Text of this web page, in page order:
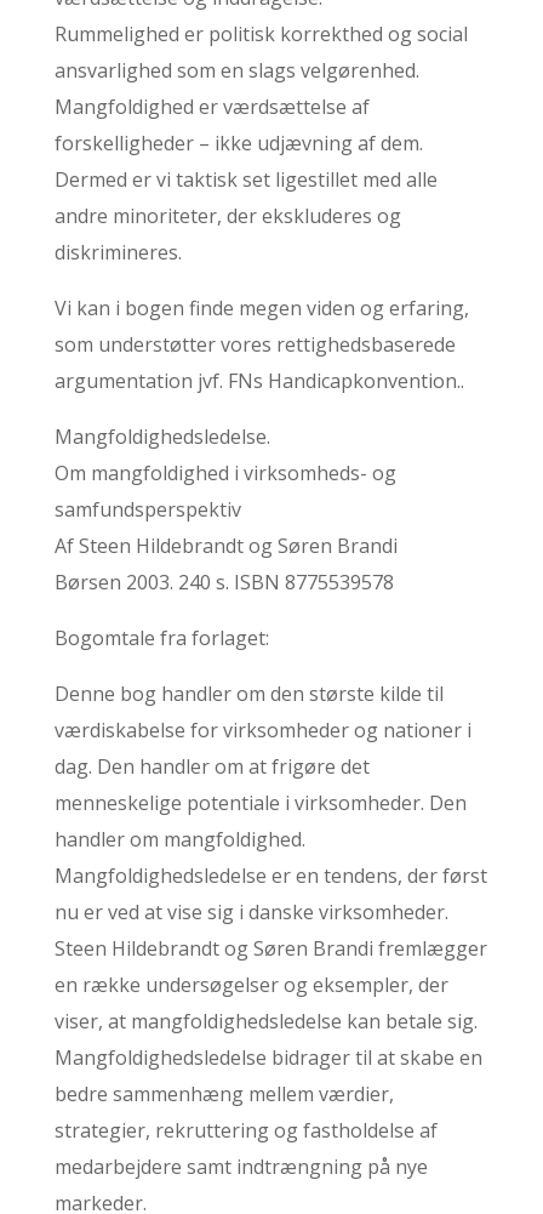
Rummelighed er politisk korrekthed og social
ansvarlighed som en slags velgørenhed.
Mangfoldighed er værdsættelse af
forskelligheder – ikke udjævning af dem.
Dermed er vi taktisk set ligestillet med alle
andre minoriteter, der ekskluderes og
diskrimineres.
Vi kan i bogen finde megen viden og erfaring,
som understøtter vores rettighedsbaserede
argumentation jvf. FNs Handicapkonvention..
Mangfoldighedsledelse.
Om mangfoldighed i virksomheds- og
samfundsperspektiv
Af Steen Hildebrandt og Søren Brandi
Børsen 2003. 240 s. ISBN 8775539578
Bogomtale fra forlaget:
Denne bog handler om den største kilde til
værdiskabelse for virksomheder og nationer i
dag. Den handler om at frigøre det
menneskelige potentiale i virksomheder. Den
handler om mangfoldighed.
Mangfoldighedsledelse er en tendens, der først
nu er ved at vise sig i danske virksomheder.
Steen Hildebrandt og Søren Brandi fremlægger
en række undersøgelser og eksempler, der
viser, at mangfoldighedsledelse kan betale sig.
Mangfoldighedsledelse bidrager til at skabe en
bedre sammenhæng mellem værdier,
strategier, rekruttering og fastholdelse af
medarbejdere samt indtrængning på nye
markeder.